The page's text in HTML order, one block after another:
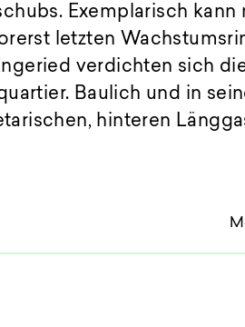
Exemplarisch kann
letzten
verdichten sich
Baulich und in
hinteren